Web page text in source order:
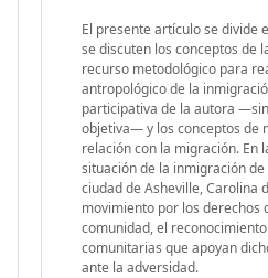
El presente artículo se divide
se discuten los conceptos de
recurso metodológico para
antropológico de la
participativa de la autora
objetiva— y los conceptos de
relación con la migración. En
situación de la inmigración
ciudad de Asheville, Carolina
movimiento por los derechos
comunidad, el
comunitarias que apoyan
ante la adversidad.